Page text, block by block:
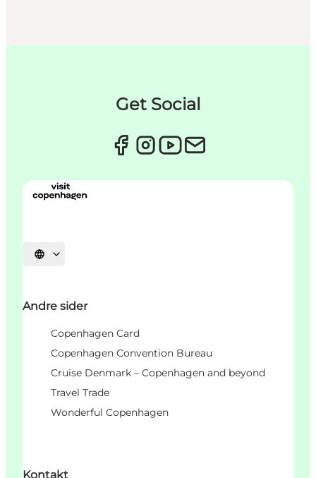
Get Social
Vælg sprog
Andre sider
Copenhagen Card
Copenhagen Convention Bureau
Cruise Denmark – Copenhagen and beyond
Travel Trade
Wonderful Copenhagen
Kontakt